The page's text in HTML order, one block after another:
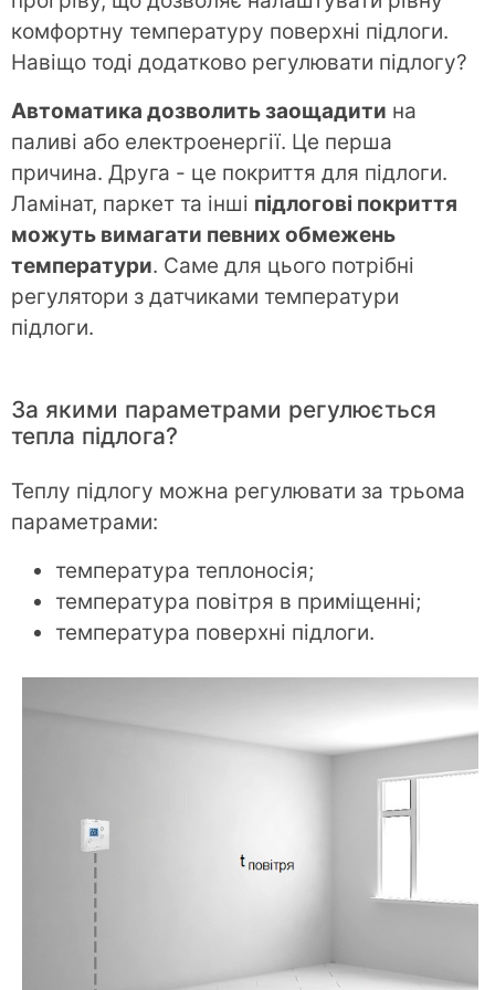
комфортну температуру поверхні підлоги.
Навіщо тоді додатково регулювати підлогу?
Автоматика дозволить заощадити на
паливі або електроенергії. Це перша
причина. Друга - це покриття для підлоги.
Ламінат, паркет та інші підлогові покриття
можуть вимагати певних обмежень
температури. Саме для цього потрібні
регулятори з датчиками температури
підлоги.
За якими параметрами регулюється
тепла підлога?
Теплу підлогу можна регулювати за трьома
параметрами:
температура теплоносія;
температура повітря в приміщенні;
температура поверхні підлоги.